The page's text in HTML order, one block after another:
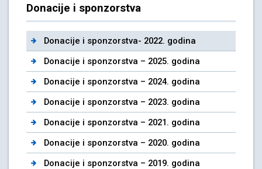
Donacije i sponzorstva
Donacije i sponzorstva- 2022. godina
Donacije i sponzorstva – 2025. godina
Donacije i sponzorstva – 2024. godina
Donacije i sponzorstva – 2023. godina
Donacije i sponzorstva – 2021. godina
Donacije i sponzorstva – 2020. godina
Donacije i sponzorstva – 2019. godina